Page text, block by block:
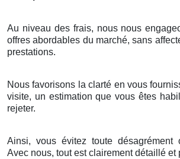
Au niveau des frais, nous nous
offres abordables du marché, sans
prestations.
Nous favorisons la clarté en vous
visite, un estimation que vous êtes
rejeter.
Ainsi, vous évitez toute désagrément
Avec nous, tout est clairement détaillé et